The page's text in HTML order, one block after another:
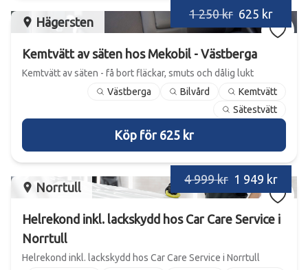
Hägersten
1 250 kr 625 kr
Kemtvätt av säten hos Mekobil - Västberga
Kemtvätt av säten - få bort fläckar, smuts och dålig lukt
Västberga
Bilvård
Kemtvätt
Sätestvätt
Köp för 625 kr
Norrtull
4 999 kr 1 949 kr
Helrekond inkl. lackskydd hos Car Care Service i
Norrtull
Helrekond inkl. lackskydd hos Car Care Service i Norrtull